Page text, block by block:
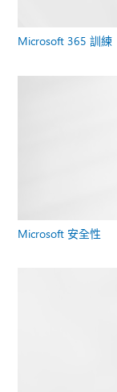
Microsoft 365 訓練
Microsoft 安全性